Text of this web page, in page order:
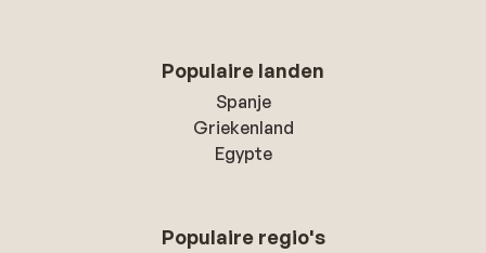
Populaire landen
Spanje
Griekenland
Egypte
Populaire regio's